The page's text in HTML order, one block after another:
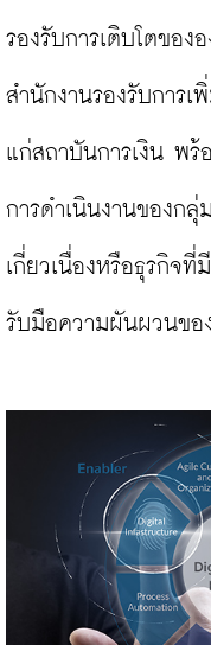
รองรับการเติบโตของ
สำนักงานรองรับการเ
แก่สถาบันการเงิน พร้
การดำเนินงานของก
เกี่ยวเนื่องหรือธุรกิจที่
รับมือความผันผวนขอ